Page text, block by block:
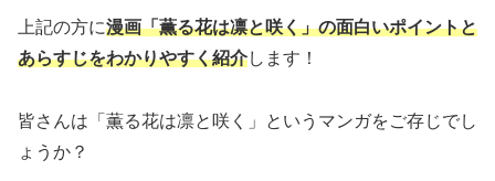
上記の方に漫画「薫る花は凛と咲く」の面白いポイントと
あらすじをわかりやすく紹介します！
皆さんは「薫る花は凛と咲く」というマンガをご存じでし
ょうか？